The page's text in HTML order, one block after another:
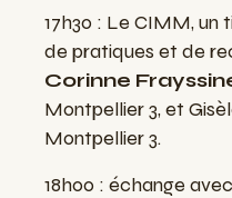
17h30 : Le CIMM, un
de pratiques et de
Corinne
Montpellier 3, et
Montpellier 3.
18h00 : échange